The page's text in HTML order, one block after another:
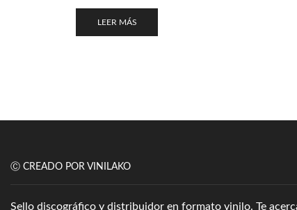
LEER MÁS
Ⓒ CREADO POR VINILAKO
Sello discográfico y distribuidor en formato vinilo. Te